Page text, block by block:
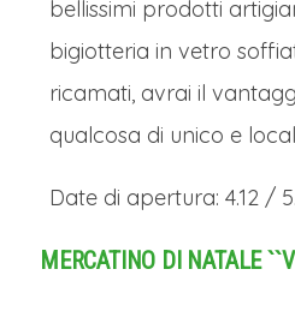
Riquewihr,
medievale
villaggio del film
colorate e le
sembrano uscite
bellissimi prodotti
bigiotteria in vetro
ricamati, avrai il
qualcosa di unico e
Date di apertura: 4.12 /
MERCATINO DI NATALE